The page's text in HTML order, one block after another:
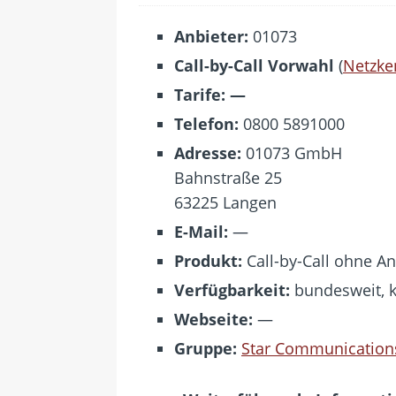
[ 22. Juli 2026 ]
[ 21. Juli 2026 ] Wichtiges BGH-
betroffen
[ 5. August 2026 ] Wahlfreiheit
Anbieter: 01073
Call-by-Call Vorwahl (
Tarife: —
Telefon: 0800 5891000
Adresse: 01073 GmbH
Bahnstraße 25
63225 Langen
E-Mail: —
Produkt: Call-by-Call ohne
Verfügbarkeit: bundesweit,
Webseite: —
Gruppe: Star